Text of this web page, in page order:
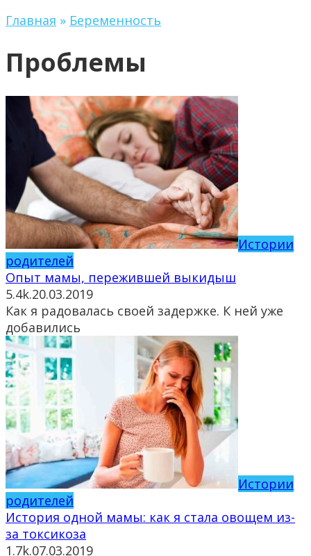
Главная » Беременность
Проблемы
Истории
родителей
Опыт мамы, пережившей выкидыш
5.4k.20.03.2019
Как я радовалась своей задержке. К ней уже
добавились
Истории
родителей
История одной мамы: как я стала овощем из-
за токсикоза
1.7k.07.03.2019